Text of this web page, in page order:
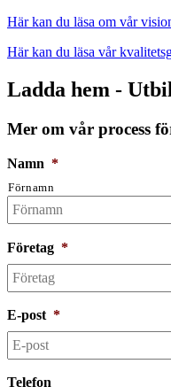
Här kan du läsa om vår
Här kan du läsa vår
Ladda hem -
Mer om vår process
Namn *
Förnamn
Företag *
E-post *
Telefon